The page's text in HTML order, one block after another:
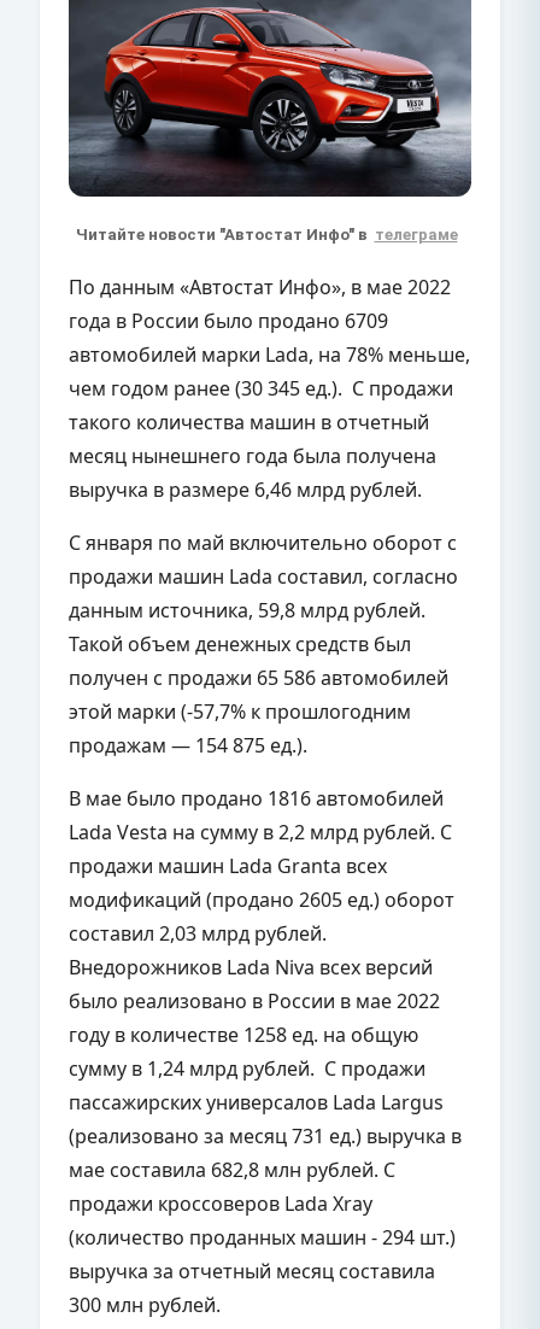
Читайте новости "Автостат Инфо" в телеграме
По данным «Автостат Инфо», в мае 2022
года в России было продано 6709
автомобилей марки Lada, на 78% меньше,
чем годом ранее (30 345 ед.). С продажи
такого количества машин в отчетный
месяц нынешнего года была получена
выручка в размере 6,46 млрд рублей.
С января по май включительно оборот с
продажи машин Lada составил, согласно
данным источника, 59,8 млрд рублей.
Такой объем денежных средств был
получен с продажи 65 586 автомобилей
этой марки (-57,7% к прошлогодним
продажам — 154 875 ед.).
В мае было продано 1816 автомобилей
Lada Vesta на сумму в 2,2 млрд рублей. С
продажи машин Lada Granta всех
модификаций (продано 2605 ед.) оборот
составил 2,03 млрд рублей.
Внедорожников Lada Niva всех версий
было реализовано в России в мае 2022
году в количестве 1258 ед. на общую
сумму в 1,24 млрд рублей. С продажи
пассажирских универсалов Lada Largus
(реализовано за месяц 731 ед.) выручка в
мае составила 682,8 млн рублей. С
продажи кроссоверов Lada Xray
(количество проданных машин - 294 шт.)
выручка за отчетный месяц составила
300 млн рублей.